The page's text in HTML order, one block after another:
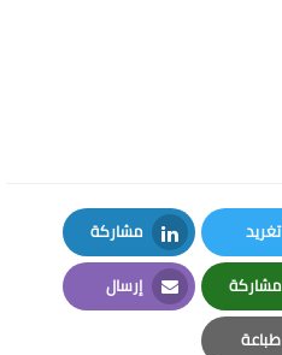
تغريد
Twitter
مشاركة
LinkedIn
مشاركة
Whatsapp
إرسال
Email
طباعة